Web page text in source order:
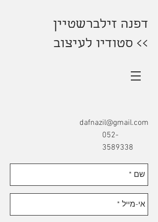
דפנה זילברשטיין
>> סטודיו לעיצוב
052-
3589338
dafnazil@gmail.com